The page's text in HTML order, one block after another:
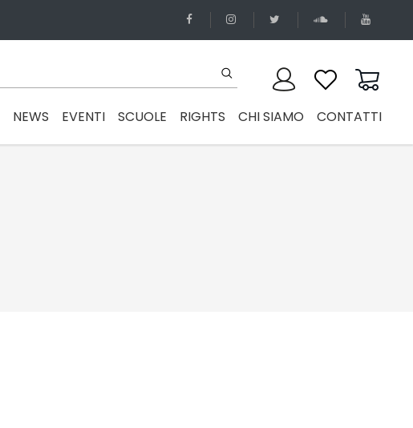
NEWS EVENTI SCUOLE RIGHTS CHI SIAMO CONTATTI